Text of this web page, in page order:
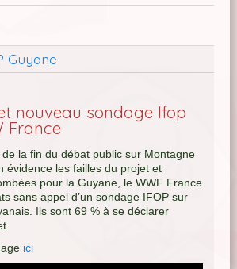
Guyane
nouveau sondage Ifop
France
la fin du débat public sur Montagne
évidence les failles du projet et
pour la Guyane, le WWF France
sans appel d’un sondage IFOP sur
Ils sont 69 % à se déclarer
ici